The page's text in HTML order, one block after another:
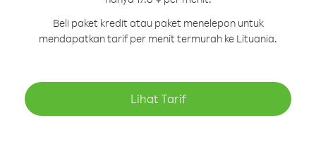
Beli paket kredit atau paket menelepon untuk
mendapatkan tarif per menit termurah ke Lituania.
Lihat Tarif